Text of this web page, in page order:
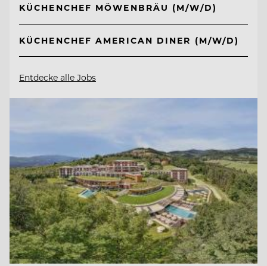
KÜCHENCHEF MÖWENBRÄU (M/W/D)
KÜCHENCHEF AMERICAN DINER (M/W/D)
Entdecke alle Jobs